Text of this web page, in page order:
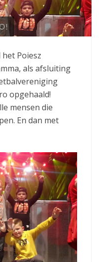
Poiesz
als afsluiting
opgehaald!
mensen die
En dan met